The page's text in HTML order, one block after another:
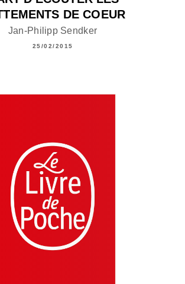
DE COEUR
Jan-Philipp Sendker
25/02/2015